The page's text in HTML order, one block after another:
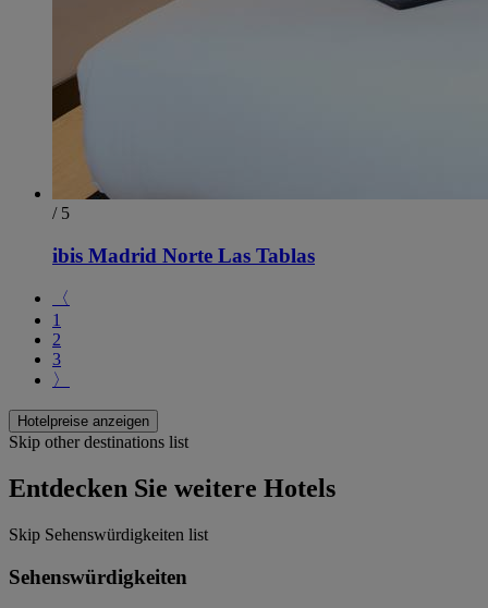
/ 5
ibis Madrid Norte Las Tablas
〈
1
2
3
〉
Hotelpreise anzeigen
Skip other destinations list
Entdecken Sie weitere Hotels
Skip Sehenswürdigkeiten list
Sehenswürdigkeiten